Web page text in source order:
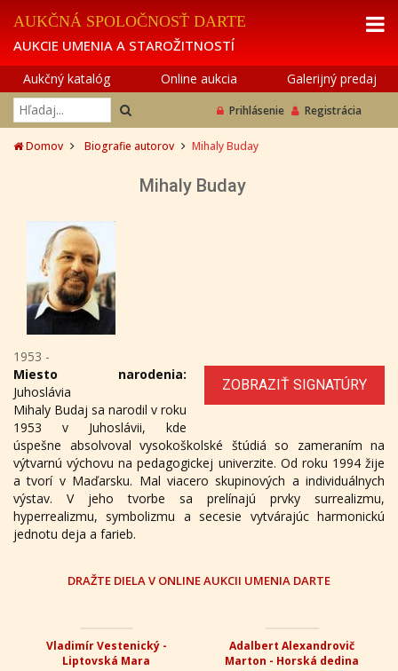
AUKČNÁ SPOLOČNOSŤ DARTE
AUKCIE UMENIA A STAROŽITNOSTÍ
Aukčný katalóg Online aukcia Galerijný predaj
Prihlásenie Registrácia
Domov Biografie autorov Mihaly Buday
Mihaly Buday
1953 -
ZOBRAZIŤ SIGNATÚRY
Miesto narodenia:
Juhoslávia
Mihaly Budaj sa narodil v roku
1953 v Juhoslávii, kde
úspešne absolvoval vysokoškolské štúdiá so zameraním na
výtvarnú výchovu na pedagogickej univerzite. Od roku 1994 žije
a tvorí v Maďarsku. Mal viacero skupinových a individuálnych
výstav. V jeho tvorbe sa prelínajú prvky surrealizmu,
hyperrealizmu, symbolizmu a secesie vytvárajúc harmonickú
jednotu deja a farieb.
DRAŽTE DIELA V ONLINE AUKCII UMENIA DARTE
Vladimír Vestenický -
Liptovská Mara
Adalbert Alexandrovič
Marton - Horská dedina